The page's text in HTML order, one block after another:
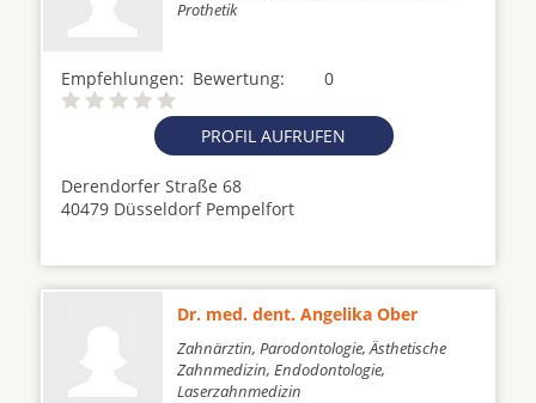
Prothetik
Empfehlungen: 0
Bewertung:
PROFIL AUFRUFEN
Derendorfer Straße 68
40479 Düsseldorf Pempelfort
Dr. med. dent. Angelika Ober
Zahnärztin, Parodontologie, Ästhetische
Zahnmedizin, Endodontologie,
Laserzahnmedizin